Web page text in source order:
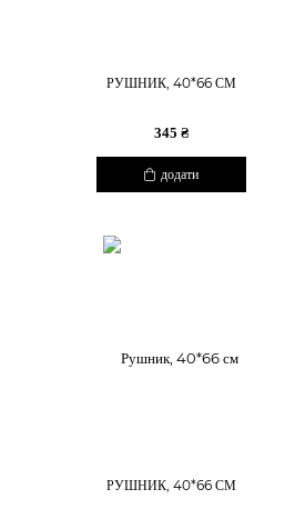
РУШНИК, 40*66 СМ
345 ₴
додати
РУШНИК, 40*66 СМ